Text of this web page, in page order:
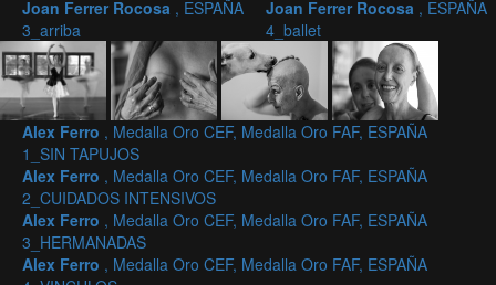
Joan Ferrer Rocosa , ESPAÑA
3_arriba
Joan Ferrer Rocosa , ESPAÑA
4_ballet
Alex Ferro , Medalla Oro CEF, Medalla Oro FAF, ESPAÑA
1_SIN TAPUJOS
Alex Ferro , Medalla Oro CEF, Medalla Oro FAF, ESPAÑA
2_CUIDADOS INTENSIVOS
Alex Ferro , Medalla Oro CEF, Medalla Oro FAF, ESPAÑA
3_HERMANADAS
Alex Ferro , Medalla Oro CEF, Medalla Oro FAF, ESPAÑA